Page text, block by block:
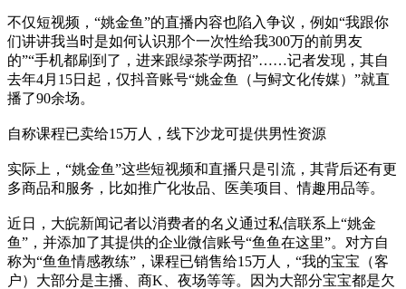
不仅短视频，“姚金鱼”的直播内容也陷入争议，例如“我跟你
们讲讲我当时是如何认识那个一次性给我300万的前男友
的”“手机都刷到了，进来跟绿茶学两招”……记者发现，其自
去年4月15日起，仅抖音账号“姚金鱼（与鲟文化传媒）”就直
播了90余场。
自称课程已卖给15万人，线下沙龙可提供男性资源
实际上，“姚金鱼”这些短视频和直播只是引流，其背后还有更
多商品和服务，比如推广化妆品、医美项目、情趣用品等。
近日，大皖新闻记者以消费者的名义通过私信联系上“姚金
鱼”，并添加了其提供的企业微信账号“鱼鱼在这里”。对方自
称为“鱼鱼情感教练”，课程已销售给15万人，“我的宝宝（客
户）大部分是主播、商K、夜场等等。因为大部分宝宝都是欠